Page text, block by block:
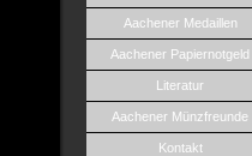
Aachener Medaillen
Aachener Papiernotgeld
Literatur
Aachener Münzfreunde
Kontakt